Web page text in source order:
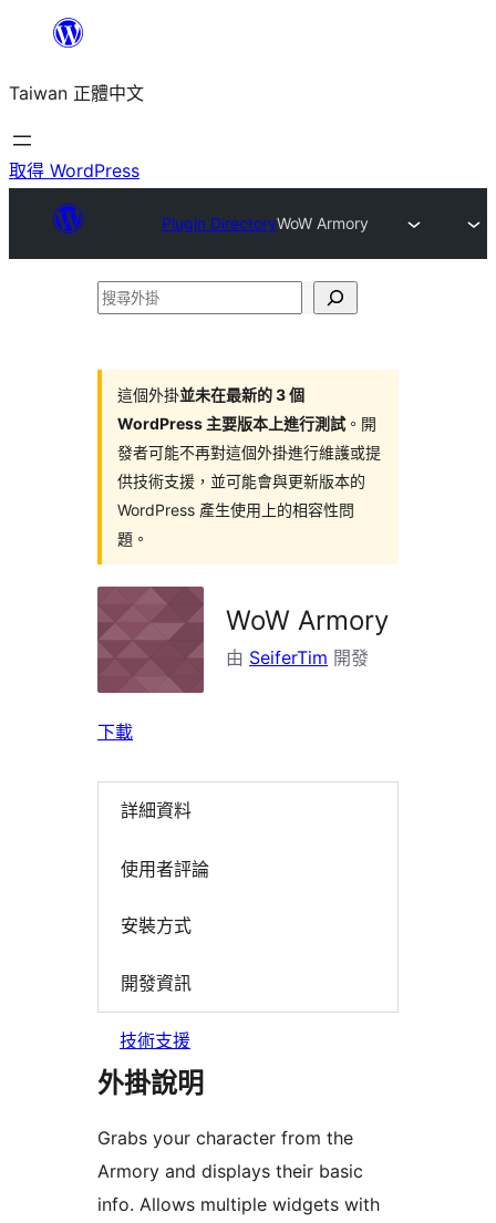
主
要
內
Taiwan 正體中文
取得 WordPress
Plugin DirectoryWoW Armory
搜
這個外掛並未在最新的 3 個
WordPress 主要版本上進行測試 。開
發者可能不再對這個外掛進行維護或提
供技術支援，並可能會與更新版本的
WordPress 產生使用上的相容性問
題。
WoW Armory
由 SeiferTim 開發
下載
詳細資料
使用者評論
安裝方式
開發資訊
技術支援
外掛說明
Grabs your character from the
Armory and displays their basic
info. Allows multiple widgets with